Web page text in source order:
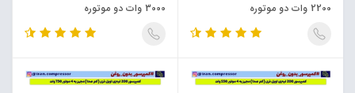
2200 وات دو موتوره
3000 وات دو موتوره